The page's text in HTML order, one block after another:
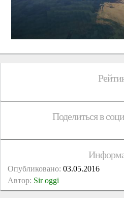
Поделиться в
Опубликовано: 03.05.2016
Автор: Sir oggi